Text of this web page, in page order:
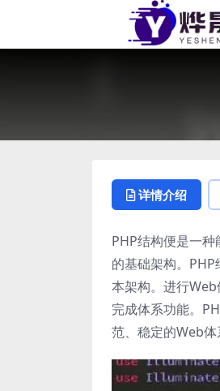
详情介绍
PHP结构便是一
的基础架构。
本架构。进行
完成体系功能。
范、稳定的Web体